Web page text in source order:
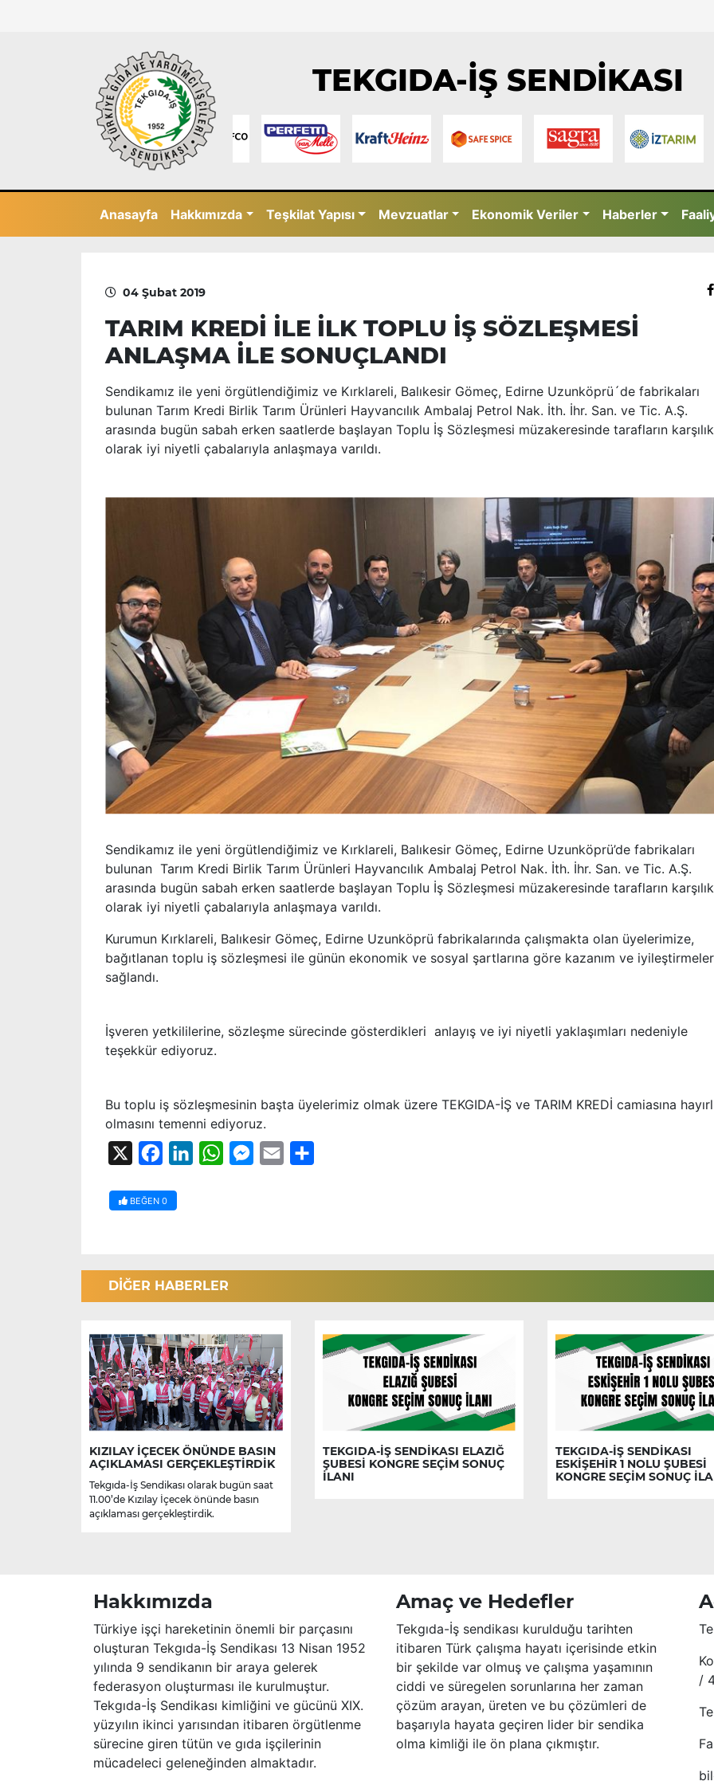
TEKGIDA-İŞ SENDİKASI
Anasayfa Hakkımızda Teşkilat Yapısı Mevzuatlar Ekonomik Veriler Haberler
04 Şubat 2019
TARIM KREDİ İLE İLK TOPLU İŞ SÖZLEŞMESİ
ANLAŞMA İLE SONUÇLANDI
Sendikamız ile yeni örgütlendiğimiz ve Kırklareli, Balıkesir Gömeç, Edirne Uzunköprü´de fabrikaları
bulunan Tarım Kredi Birlik Tarım Ürünleri Hayvancılık Ambalaj Petrol Nak. İth. İhr. San. ve Tic. A.Ş.
arasında bugün sabah erken saatlerde başlayan Toplu İş Sözleşmesi müzakeresinde tarafların
olarak iyi niyetli çabalarıyla anlaşmaya varıldı.
Sendikamız ile yeni örgütlendiğimiz ve Kırklareli, Balıkesir Gömeç, Edirne Uzunköprü’de fabrikaları
bulunan Tarım Kredi Birlik Tarım Ürünleri Hayvancılık Ambalaj Petrol Nak. İth. İhr. San. ve Tic. A.Ş.
arasında bugün sabah erken saatlerde başlayan Toplu İş Sözleşmesi müzakeresinde tarafların
olarak iyi niyetli çabalarıyla anlaşmaya varıldı.
Kurumun Kırklareli, Balıkesir Gömeç, Edirne Uzunköprü fabrikalarında çalışmakta olan üyelerimize,
bağıtlanan toplu iş sözleşmesi ile günün ekonomik ve sosyal şartlarına göre kazanım ve iyileştirmeler
sağlandı.
İşveren yetkililerine, sözleşme sürecinde gösterdikleri anlayış ve iyi niyetli yaklaşımları nedeniyle
teşekkür ediyoruz.
Bu toplu iş sözleşmesinin başta üyelerimiz olmak üzere TEKGIDA-İŞ ve TARIM KREDİ camiasına
olmasını temenni ediyoruz.
FacebookLinkedInWhatsAppMessenger
Email
BEĞEN 0
DİĞER HABERLER
KIZILAY İÇECEK ÖNÜNDE BASIN
AÇIKLAMASI GERÇEKLEŞTİRDİK
Tekgıda-İş Sendikası olarak bugün saat
11.00’de Kızılay İçecek önünde basın
açıklaması gerçekleştirdik.
TEKGIDA-İŞ SENDİKASI ELAZIĞ
ŞUBESİ KONGRE SEÇİM SONUÇ
İLANI
TEKGIDA-İŞ SENDİKASI
ESKİŞEHİR 1 NOLU ŞUBESİ
KONGRE SEÇİM SONUÇ
Hakkımızda
Türkiye işçi hareketinin önemli bir parçasını
oluşturan Tekgıda-İş Sendikası 13 Nisan 1952
yılında 9 sendikanın bir araya gelerek
federasyon oluşturması ile kurulmuştur.
Tekgıda-İş Sendikası kimliğini ve gücünü XIX.
yüzyılın ikinci yarısından itibaren örgütlenme
sürecine giren tütün ve gıda işçilerinin
mücadeleci geleneğinden almaktadır.
Amaç ve Hedefler
Tekgıda-İş sendikası kurulduğu tarihten
itibaren Türk çalışma hayatı içerisinde etkin
bir şekilde var olmuş ve çalışma yaşamının
ciddi ve süregelen sorunlarına her zaman
çözüm arayan, üreten ve bu çözümleri de
başarıyla hayata geçiren lider bir sendika
olma kimliği ile ön plana çıkmıştır.
/